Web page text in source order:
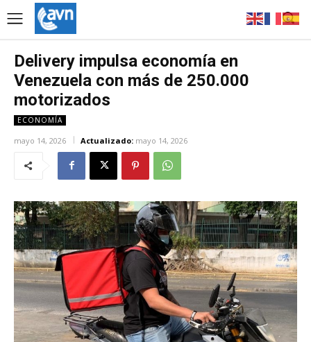
Delivery impulsa economía en
Venezuela con más de 250.000
motorizados
ECONOMÍA
mayo 14, 2026 Actualizado: mayo 14, 2026